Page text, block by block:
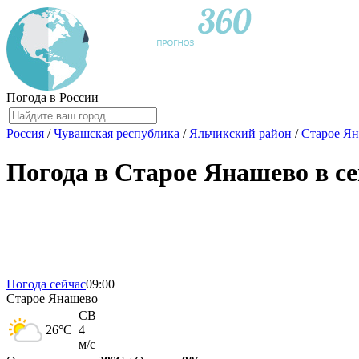
Погода в России
Россия / Чувашская республика / Яльчикский район / Старое
Погода в Старое Янашево в
Погода сейчас09:00
Старое Янашево
26°C
СВ
4
м/с